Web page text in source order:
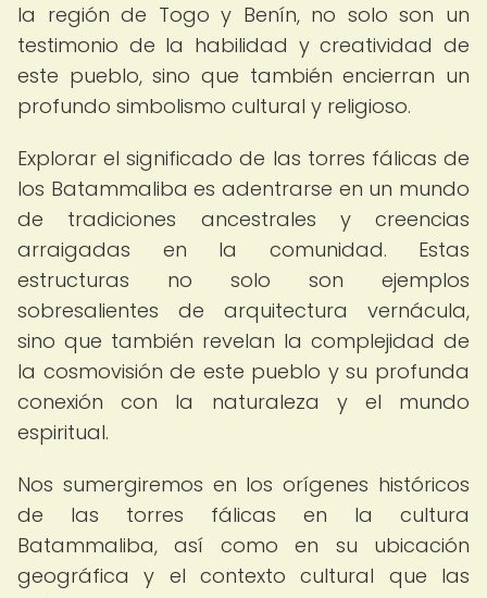
la región de Togo y Benín, no solo son un
testimonio de la habilidad y creatividad de
este pueblo, sino que también encierran un
profundo simbolismo cultural y religioso.
Explorar el significado de las torres fálicas de
los Batammaliba es adentrarse en un mundo
de tradiciones ancestrales y creencias
arraigadas en la comunidad. Estas
estructuras no solo son ejemplos
sobresalientes de arquitectura vernácula,
sino que también revelan la complejidad de
la cosmovisión de este pueblo y su profunda
conexión con la naturaleza y el mundo
espiritual.
Nos sumergiremos en los orígenes históricos
de las torres fálicas en la cultura
Batammaliba, así como en su ubicación
geográfica y el contexto cultural que las